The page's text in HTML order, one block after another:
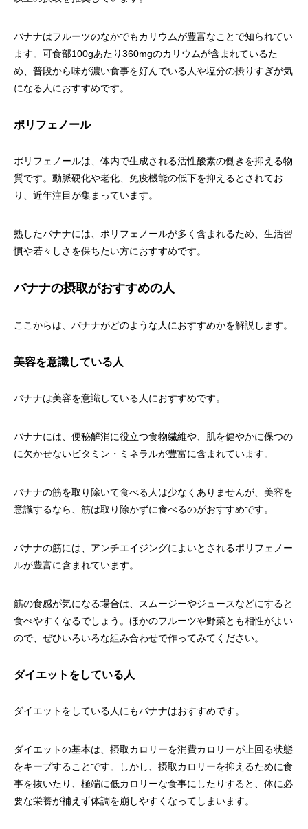
バナナはフルーツのなかでもカリウムが豊富なことで知られてい
ます。可食部100gあたり360mgのカリウムが含まれているた
め、普段から味が濃い食事を好んでいる人や塩分の摂りすぎが気
になる人におすすめです。
ポリフェノール
ポリフェノールは、体内で生成される活性酸素の働きを抑える物
質です。動脈硬化や老化、免疫機能の低下を抑えるとされてお
り、近年注目が集まっています。
熟したバナナには、ポリフェノールが多く含まれるため、生活習
慣や若々しさを保ちたい方におすすめです。
バナナの摂取がおすすめの人
ここからは、バナナがどのような人におすすめかを解説します。
美容を意識している人
バナナは美容を意識している人におすすめです。
バナナには、便秘解消に役立つ食物繊維や、肌を健やかに保つの
に欠かせないビタミン・ミネラルが豊富に含まれています。
バナナの筋を取り除いて食べる人は少なくありませんが、美容を
意識するなら、筋は取り除かずに食べるのがおすすめです。
バナナの筋には、アンチエイジングによいとされるポリフェノー
ルが豊富に含まれています。
筋の食感が気になる場合は、スムージーやジュースなどにすると
食べやすくなるでしょう。ほかのフルーツや野菜とも相性がよい
ので、ぜひいろいろな組み合わせで作ってみてください。
ダイエットをしている人
ダイエットをしている人にもバナナはおすすめです。
ダイエットの基本は、摂取カロリーを消費カロリーが上回る状態
をキープすることです。しかし、摂取カロリーを抑えるために食
事を抜いたり、極端に低カロリーな食事にしたりすると、体に必
要な栄養が補えず体調を崩しやすくなってしまいます。